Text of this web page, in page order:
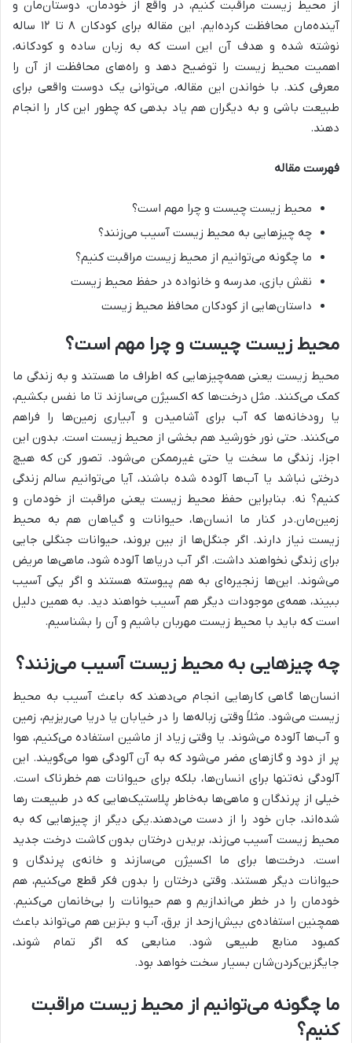
از محیط زیست مراقبت کنیم، در واقع از خودمان، دوستان‌مان و
آیند‌ه‌مان محافظت کرده‌ایم. این مقاله برای کودکان ۸ تا ۱۲ ساله
نوشته شده و هدف آن این است که به زبان ساده و کودکانه،
اهمیت محیط زیست را توضیح دهد و راه‌های محافظت از آن را
معرفی کند. با خواندن این مقاله، می‌توانی یک دوست واقعی برای
طبیعت باشی و به دیگران هم یاد بدهی که چطور این کار را انجام
دهند.
فهرست مقاله
محیط زیست چیست و چرا مهم است؟
چه چیزهایی به محیط زیست آسیب می‌زنند؟
ما چگونه می‌توانیم از محیط زیست مراقبت کنیم؟
نقش بازی، مدرسه و خانواده در حفظ محیط زیست
داستان‌هایی از کودکان محافظ محیط زیست
محیط زیست چیست و چرا مهم است؟
محیط زیست یعنی همه‌چیزهایی که اطراف ما هستند و به زندگی ما
کمک می‌کنند. مثل درخت‌ها که اکسیژن می‌سازند تا ما نفس بکشیم،
یا رودخانه‌ها که آب برای آشامیدن و آبیاری زمین‌ها را فراهم
می‌کنند. حتی نور خورشید هم بخشی از محیط زیست است. بدون این
اجزا، زندگی ما سخت یا حتی غیرممکن می‌شود. تصور کن که هیچ
درختی نباشد یا آب‌ها آلوده شده باشند، آیا می‌توانیم سالم زندگی
کنیم؟ نه. بنابراین حفظ محیط زیست یعنی مراقبت از خودمان و
زمین‌مان.در کنار ما انسان‌ها، حیوانات و گیاهان هم به محیط
زیست نیاز دارند. اگر جنگل‌ها از بین بروند، حیوانات جنگلی جایی
برای زندگی نخواهند داشت. اگر آب دریاها آلوده شود، ماهی‌ها مریض
می‌شوند. این‌ها زنجیره‌ای به هم پیوسته هستند و اگر یکی آسیب
ببیند، همه‌ی موجودات دیگر هم آسیب خواهند دید. به همین دلیل
است که باید با محیط زیست مهربان باشیم و آن را بشناسیم.
چه چیزهایی به محیط زیست آسیب می‌زنند؟
انسان‌ها گاهی کارهایی انجام می‌دهند که باعث آسیب به محیط
زیست می‌شود. مثلاً وقتی زباله‌ها را در خیابان یا دریا می‌ریزیم، زمین
و آب‌ها آلوده می‌شوند. یا وقتی زیاد از ماشین استفاده می‌کنیم، هوا
پر از دود و گازهای مضر می‌شود که به آن آلودگی هوا می‌گویند. این
آلودگی نه‌تنها برای انسان‌ها، بلکه برای حیوانات هم خطرناک است.
خیلی از پرندگان و ماهی‌ها به‌خاطر پلاستیک‌هایی که در طبیعت رها
شده‌اند، جان خود را از دست می‌دهند.یکی دیگر از چیزهایی که به
محیط زیست آسیب می‌زند، بریدن درختان بدون کاشت درخت جدید
است. درخت‌ها برای ما اکسیژن می‌سازند و خانه‌ی پرندگان و
حیوانات دیگر هستند. وقتی درختان را بدون فکر قطع می‌کنیم، هم
خودمان را در خطر می‌اندازیم و هم حیوانات را بی‌خانمان می‌کنیم.
همچنین استفاده‌ی بیش‌ازحد از برق، آب و بنزین هم می‌تواند باعث
کمبود منابع طبیعی شود. منابعی که اگر تمام شوند،
جایگزین‌کردن‌شان بسیار سخت خواهد بود.
ما چگونه می‌توانیم از محیط زیست مراقبت
کنیم؟